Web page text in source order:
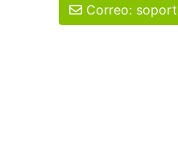
Correo: